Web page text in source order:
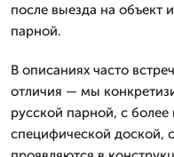
после выезда на объект
парной.
В описаниях часто
отличия — мы
русской парной, с
специфической доской,